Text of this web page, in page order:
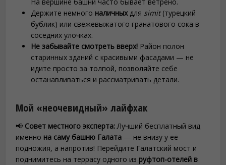
Держите немного наличныхдля simit(турецкий
бублик) или свежевыжатого гранатового сока в
соседних улочках.
Не забывайте смотреть вверх! Район полон
старинных зданий с красивыми фасадами — не
идите просто за толпой, позволяйте себе
останавливаться и рассматривать детали.
Мой «неочевидный» лайфхак
📢 Совет местного эксперта:Лучший бесплатный вид
именно на саму башню Галата — не внизу у её
подножия, а напротив! Перейдите Галатский мост и
поднимитесь на террасу одного из руфтоп-отелей в